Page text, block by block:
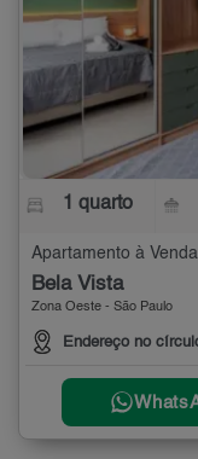
1 quarto
Apartamento à
Bela Vista
Zona Oeste - São Paulo
Endereço no